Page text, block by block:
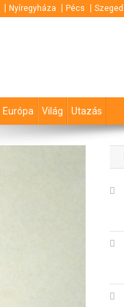
Nyíregyháza Pécs Szeged
Európa Világ Utazás